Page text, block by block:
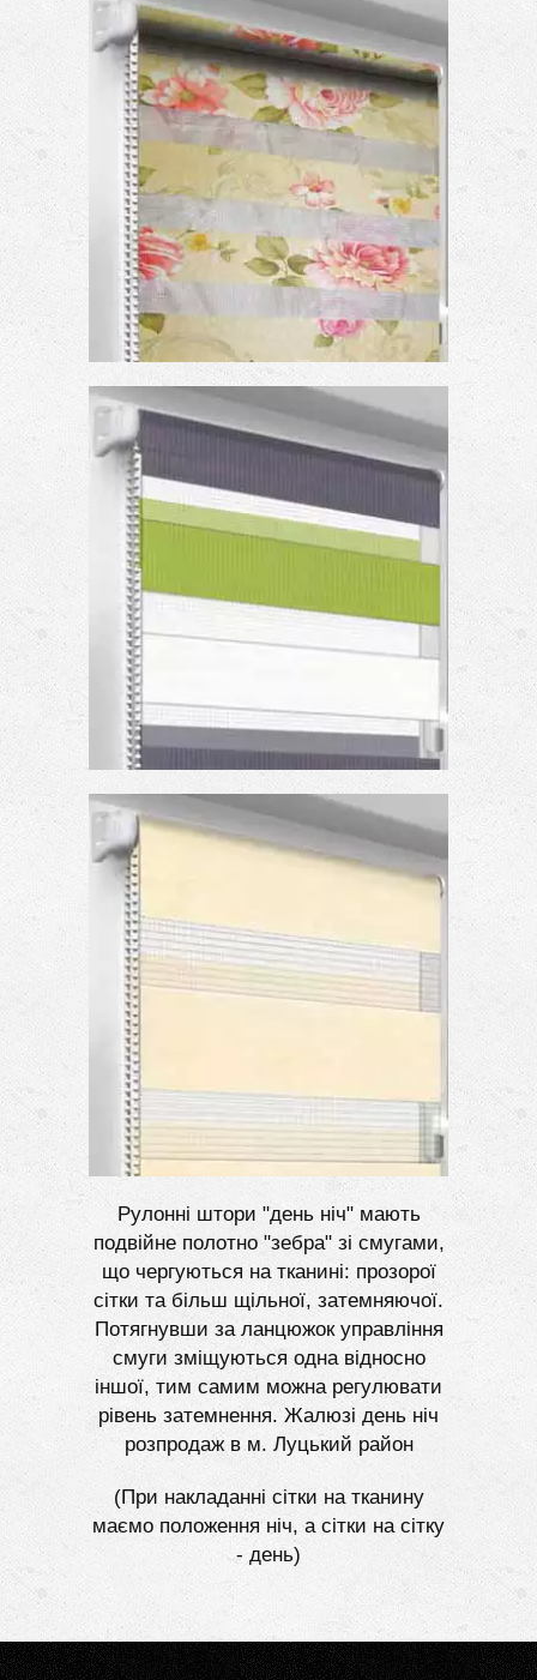
Рулонні штори "день ніч" мають
подвійне полотно "зебра" зі смугами,
що чергуються на тканині: прозорої
сітки та більш щільної, затемняючої.
Потягнувши за ланцюжок управління
смуги зміщуються одна відносно
іншої, тим самим можна регулювати
рівень затемнення. Жалюзі день ніч
розпродаж в м. Луцький район
(При накладанні сітки на тканину
маємо положення ніч, а сітки на сітку
- день)